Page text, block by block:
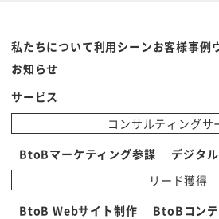
私たちについて利用シーンお客様事例
お知らせ
サービス
コンサルティングサ
BtoBマーケティング参謀
デジタ
リード獲得
BtoB Webサイト制作
BtoBコン